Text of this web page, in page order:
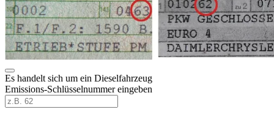
Es handelt sich um ein Dieselfahrzeug
Emissions-Schlüsselnummer eingeben